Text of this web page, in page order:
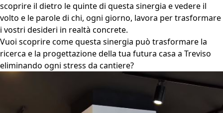
scoprire il dietro le quinte di questa sinergia e vedere il
volto e le parole di chi, ogni giorno, lavora per trasformare
i vostri desideri in realtà concrete.
Vuoi scoprire come questa sinergia può trasformare la
ricerca e la progettazione della tua futura casa a Treviso
eliminando ogni stress da cantiere?